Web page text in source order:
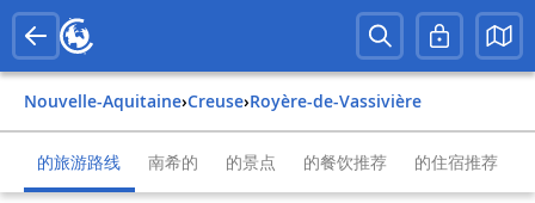
Nouvelle-Aquitaine› Creuse› Royère-de-Vassivière
的旅游路线 南希的 的景点 的餐饮推荐 的住宿推荐